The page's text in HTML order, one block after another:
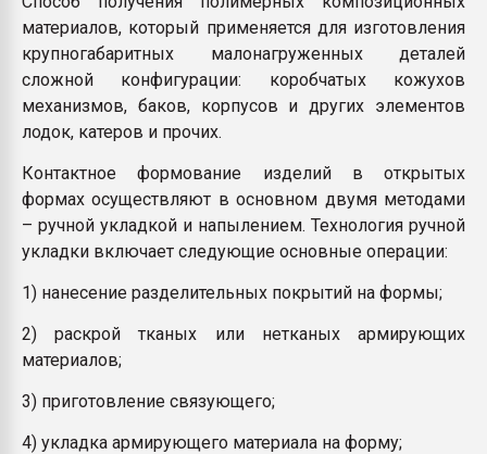
бутылок
ПЕРЕЙТИ НА
материалов, который применяется для изготовления
крупногабаритных малонагруженных деталей
сложной конфигурации: коробчатых кожухов
механизмов, баков, корпусов и других элементов
лодок, катеров и прочих.
Контактное формование изделий в открытых
формах осуществляют в основном двумя методами
– ручной укладкой и напылением. Технология ручной
укладки включает следующие основные операции:
1) нанесение разделительных покрытий на формы;
2) раскрой тканых или нетканых армирующих
материалов;
3) приготовление связующего;
4) укладка армирующего материала на форму;